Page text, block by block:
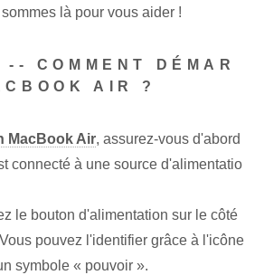
là pour vous aider !
COMMENT DÉMAR
AIR ?
MacBook Air, assurez-vous d'abord
connecté à une source d'alimentatio
le bouton d'alimentation sur le côté
pouvez l'identifier grâce à l'icône
symbole « pouvoir ».